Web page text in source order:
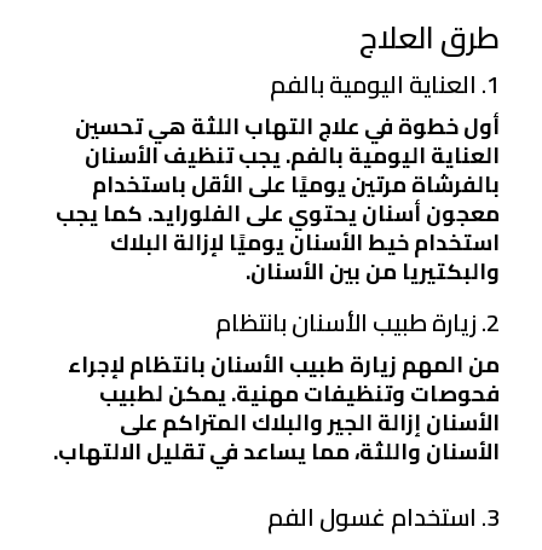
طرق العلاج
1. العناية اليومية بالفم
أول خطوة في علاج التهاب اللثة هي تحسين
العناية اليومية بالفم. يجب تنظيف الأسنان
بالفرشاة مرتين يوميًا على الأقل باستخدام
معجون أسنان يحتوي على الفلورايد. كما يجب
استخدام خيط الأسنان يوميًا لإزالة البلاك
والبكتيريا من بين الأسنان.
2. زيارة طبيب الأسنان بانتظام
من المهم زيارة طبيب الأسنان بانتظام لإجراء
فحوصات وتنظيفات مهنية. يمكن لطبيب
الأسنان إزالة الجير والبلاك المتراكم على
الأسنان واللثة، مما يساعد في تقليل الالتهاب.
3. استخدام غسول الفم